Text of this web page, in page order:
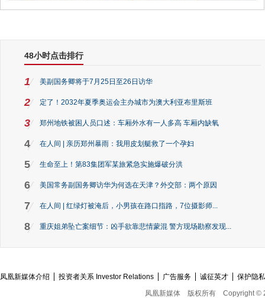
48小时点击排行
1 美副国务卿将于7月25日至26日访华
2 定了！2032年夏季奥运会主办城市为澳大利亚布里斯班
3 郑州地铁被困人员口述：车厢外水有一人多高 车厢内缺氧
4 在人间 | 亲历郑州暴雨：我用皮划艇救了一个孕妇
5 生命至上！第83集团军某旅紧急实施爆破分洪
6 美国常务副国务卿访华为何选在天津？外交部：两个原因
7 在人间 | 红绿灯被淹后，小男孩在路口指路，7位摄影师...
8 重庆姐弟坠亡案细节：凶手欲靠悲情蒙混 警方现场勘察发现...
凤凰新媒体介绍 投资者关系 Investor Relations 广告服务 诚征英才
保护隐
凤凰新媒体
版权所有 Copyright ©